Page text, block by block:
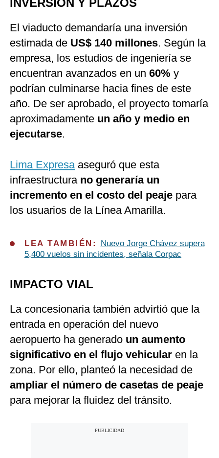
INVERSIÓN Y PLAZOS
El viaducto demandaría una inversión
estimada de US$ 140 millones. Según la
empresa, los estudios de ingeniería se
encuentran avanzados en un 60% y
podrían culminarse hacia fines de este
año. De ser aprobado, el proyecto tomaría
aproximadamente un año y medio en
ejecutarse.
Lima Expresaaseguró que esta
infraestructura no generaría un
incremento en el costo del peaje para
los usuarios de la Línea Amarilla.
LEA TAMBIÉN:
Nuevo Jorge Chávez supera
5,400 vuelos sin incidentes, señala Corpac
IMPACTO VIAL
La concesionaria también advirtió que la
entrada en operación del nuevo
aeropuerto ha generado un aumento
significativo en el flujo vehicular en la
zona. Por ello, planteó la necesidad de
ampliar el número de casetas de peaje
para mejorar la fluidez del tránsito.